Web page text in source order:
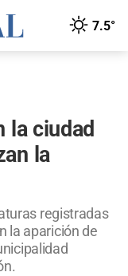
7.5°
la ciudad
la
registradas
la aparición de